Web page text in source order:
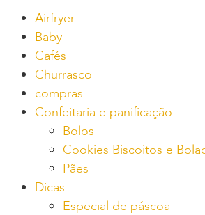
Airfryer
Baby
Cafés
Churrasco
compras
Confeitaria e panificação
Bolos
Cookies Biscoitos e
Pães
Dicas
Especial de páscoa